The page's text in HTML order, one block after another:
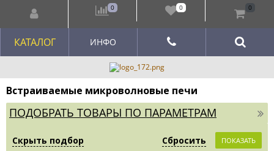
КАТАЛОГ ИНФО
Встраиваемые микроволновые печи
ПОДОБРАТЬ ТОВАРЫ ПО ПАРАМЕТРАМ
Скрыть подбор ПОКАЗАТЬ
Сбросить
0 0 0